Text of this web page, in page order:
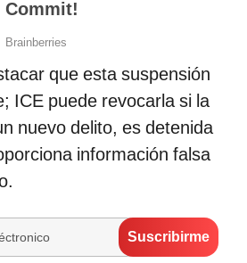
que esta suspensión
ICE puede revocarla si la
nuevo delito, es detenida
información falsa